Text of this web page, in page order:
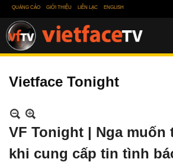
QUẢNG CÁO GIỚI THIỆU LIÊN LẠC ENGLISH
Vietface Tonight
VF Tonight | Nga muốn
khi cung cấp tin tình